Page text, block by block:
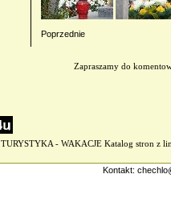
Poprzednie
Zapraszamy do
TURYSTYKA - WAKACJE Katalog stron z
Kontakt: